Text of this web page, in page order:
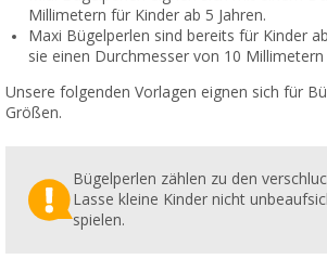
Millimetern für Kinder ab 5 Jahren.
Maxi Bügelperlen sind bereits für Kinder
sie einen Durchmesser von 10 Millimetern
Unsere folgenden Vorlagen eignen sich für
Größen.
Bügelperlen zählen zu den
Lasse kleine Kinder nicht
spielen.